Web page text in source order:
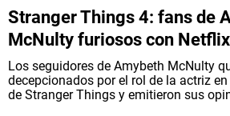
Stranger Things 4: fans de
McNulty furiosos con Netflix
Los seguidores de Amybeth McNulty
decepcionados por el rol de la actriz
de Stranger Things y emitieron sus